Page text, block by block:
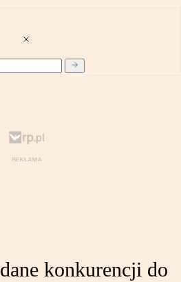
konkurencji do